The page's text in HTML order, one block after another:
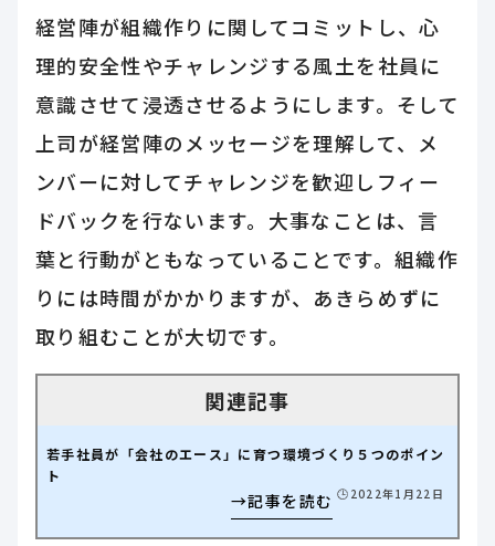
経営陣が組織作りに関してコミットし、心
理的安全性やチャレンジする風土を社員に
意識させて浸透させるようにします。そして
上司が経営陣のメッセージを理解して、メ
ンバーに対してチャレンジを歓迎しフィー
ドバックを行ないます。大事なことは、言
葉と行動がともなっていることです。組織作
りには時間がかかりますが、あきらめずに
取り組むことが大切です。
若手社員が「会社のエース」に育つ環境づくり５つのポイン
ト
🕒️2022年1月22日